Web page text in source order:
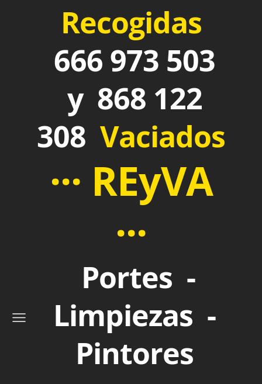
Recogidas
666 973 503
y 868 122
308 Vaciados
··· REyVA
···
Portes -
Limpiezas -
Pintores